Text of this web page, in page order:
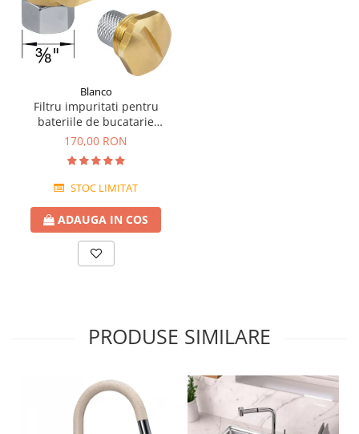
Blanco
Filtru impuritati pentru
bateriile de bucatarie
Blanco
170,00 RON
STOC LIMITAT
ADAUGA IN COS
PRODUSE SIMILARE